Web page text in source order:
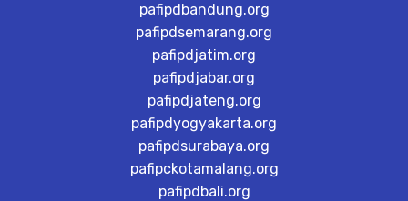
pafipdbandung.org
pafipdsemarang.org
pafipdjatim.org
pafipdjabar.org
pafipdjateng.org
pafipdyogyakarta.org
pafipdsurabaya.org
pafipckotamalang.org
pafipdbali.org